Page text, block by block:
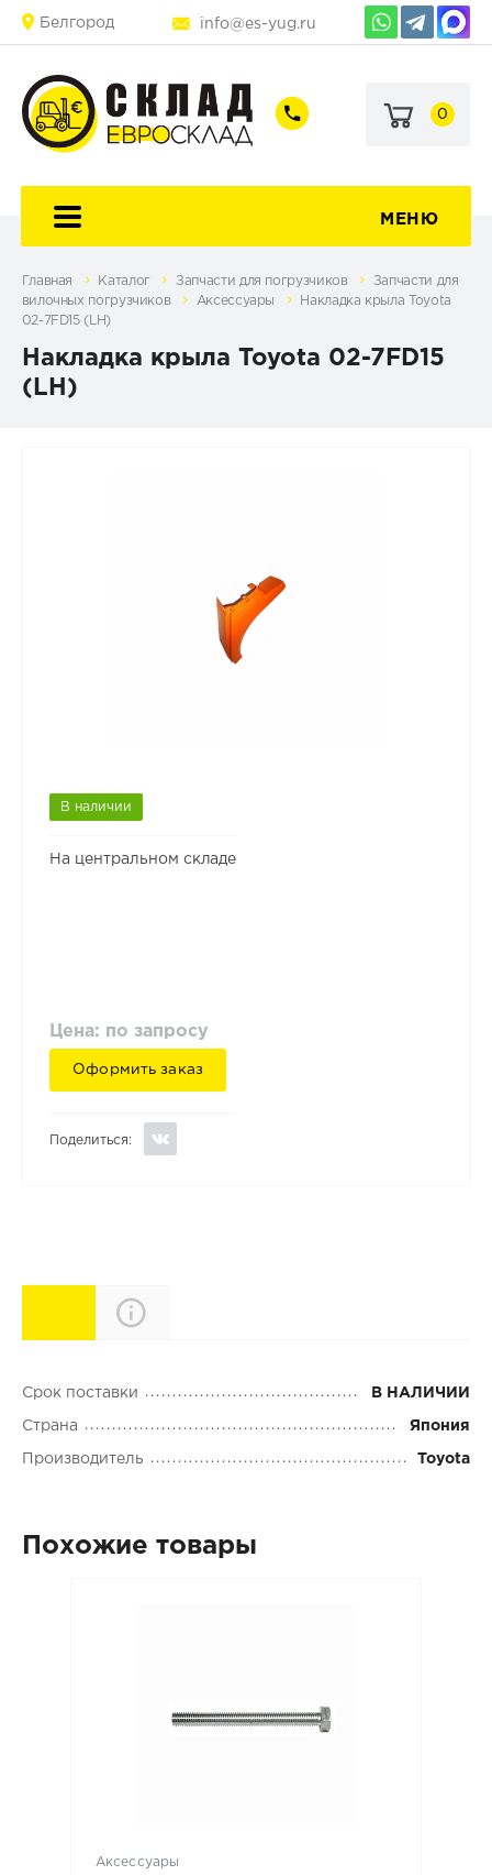
Белгород info@es-yug.ru
+7
60-
+7
69-
0
МЕНЮ
Главная Каталог Запчасти для погрузчиков
Запчасти для
вилочных погрузчиков
Аксессуары
Накладка крыла Toyota
02-7FD15 (LH)
Накладка крыла Toyota 02-7FD15
(LH)
В наличии
На центральном складе
Цена: по запросу
Оформить заказ
Поделиться:
Характеристики
Срок поставки В НАЛИЧИИ
Страна Япония
Производитель Toyota
Похожие товары
Аксессуары